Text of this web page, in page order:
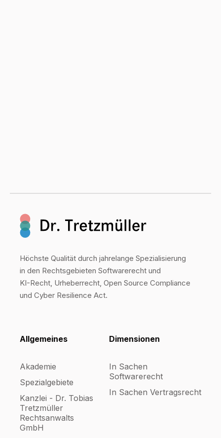
Höchste Qualität durch jahrelange Spezialisierung
in den Rechtsgebieten Softwarerecht und
KI-Recht, Urheberrecht, Open Source Compliance
und Cyber Resilience Act.
Allgemeines
Akademie
Spezialgebiete
Kanzlei - Dr. Tobias
Tretzmüller
Rechtsanwalts
GmbH
Dimensionen
In Sachen
Softwarerecht
In Sachen Vertragsrecht